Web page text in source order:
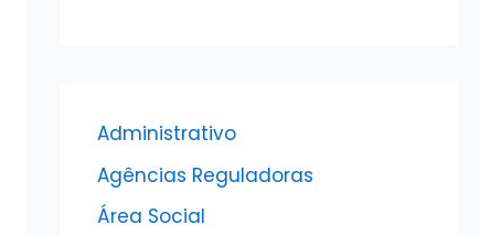
Administrativo
Agências Reguladoras
Área Social